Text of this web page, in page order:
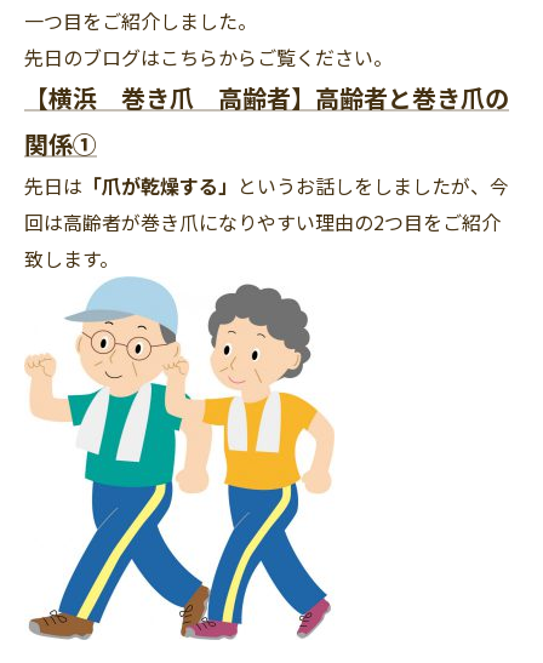
一つ目をご紹介しました。
先日のブログはこちらからご覧ください。
【横浜 巻き爪 高齢者】高齢者と巻き爪の
関係①
先日は 「爪が乾燥する」 というお話しをしましたが、今
回は高齢者が巻き爪になりやすい理由の2つ目をご紹介
致します。